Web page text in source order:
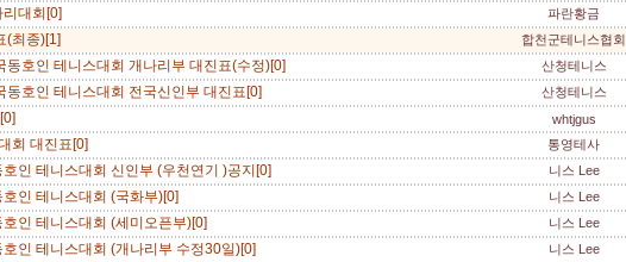
대회[0] 파란황금
(최종)[1] 합천군테니스협회
동호인 테니스대회 개나리부 대진표(수정)[0] 산청테니스
동호인 테니스대회 전국신인부 대진표[0] 산청테니스
whtjgus
회 대진표[0] 통영테사
인 테니스대회 신인부 (우천연기 )공지[0] 니스 Lee
인 테니스대회 (국화부)[0] 니스 Lee
인 테니스대회 (세미오픈부)[0] 니스 Lee
인 테니스대회 (개나리부 수정30일)[0] 니스 Lee